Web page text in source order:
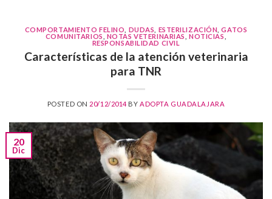
COMPORTAMIENTO FELINO DUDAS ESTERILIZACIÓN ,GATOS
COMUNITARIOS
NOTAS VETERINARIAS ,NOTICIAS
RESPONSABILIDAD CIVIL
Características de la atención veterinaria
para TNR
POSTED ON 20/12/2014BYADOPTA GUADALAJARA
20
Dic